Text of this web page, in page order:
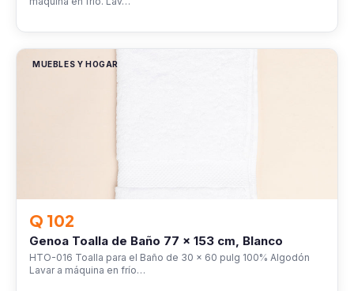
MUEBLES Y HOGAR
Q 102
Genoa Toalla de Baño 77 x 153 cm, Blanco
HTO-016 Toalla para el Baño de 30 x 60 pulg 100% Algodón
Lavar a máquina en frío…